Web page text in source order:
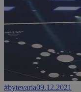
#bytevaria09.12.2021